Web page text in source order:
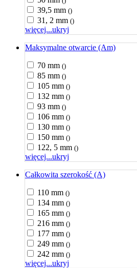
39,5 mm ()
31, 2 mm ()
więcej...ukryj
Maksymalne otwarcie (Am)
70 mm ()
85 mm ()
105 mm ()
132 mm ()
93 mm ()
106 mm ()
130 mm ()
150 mm ()
122, 5 mm ()
więcej...ukryj
Całkowita szerokość (A)
110 mm ()
134 mm ()
165 mm ()
216 mm ()
177 mm ()
249 mm ()
242 mm ()
więcej...ukryj